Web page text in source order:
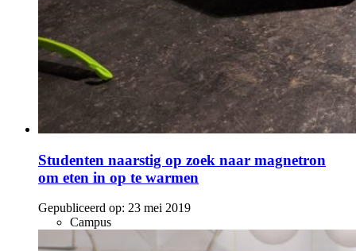
Studenten naarstig op zoek naar magnetron
om eten in op te warmen
Gepubliceerd op: 23 mei 2019
Campus